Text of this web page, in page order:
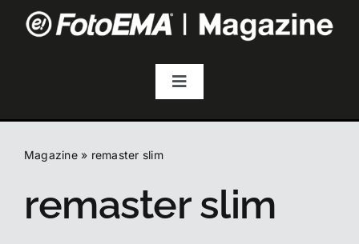
Toggle
Fotografia
Magazine» remaster slim
remaster slim